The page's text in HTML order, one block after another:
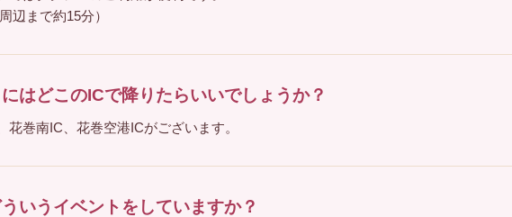
辺まで約15分）
はどこのICで降りたらいいでしょうか？
巻南IC、花巻空港ICがございます。
いうイベントをしていますか？